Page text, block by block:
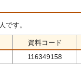
人です。
資料コード
116349158